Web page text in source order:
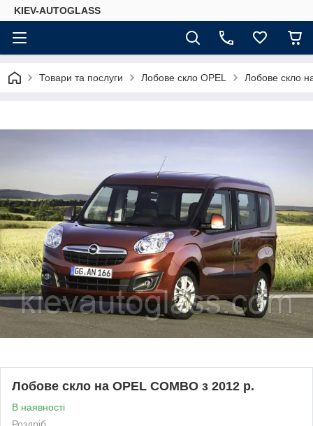
KIEV-AUTOGLASS
Товари та послуги Лобове скло OPEL Лобове скло
Лобове скло на OPEL COMBO з 2012 р.
В наявності
Роздріб